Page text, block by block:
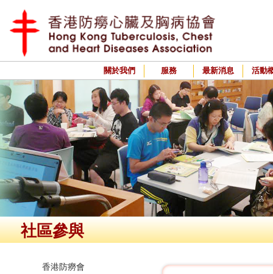
關於我們 服務 最新消息 活動
社區參與
香港防癆會